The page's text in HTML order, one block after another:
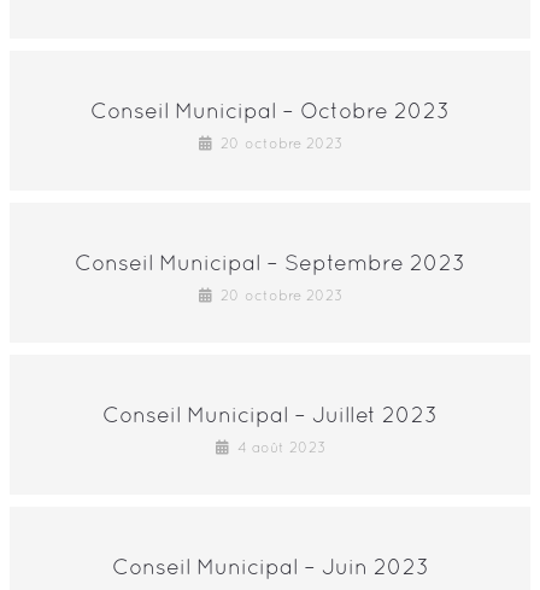
Conseil Municipal – Octobre 2023
20 octobre 2023
Conseil Municipal – Septembre 2023
20 octobre 2023
Conseil Municipal – Juillet 2023
4 août 2023
Conseil Municipal – Juin 2023